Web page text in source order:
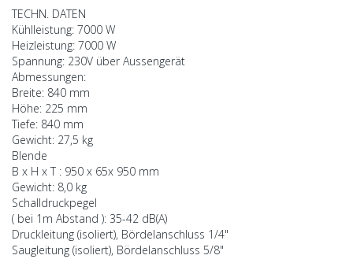
TECHN. DATEN
Kühlleistung: 7000 W
Heizleistung: 7000 W
Spannung: 230V über Aussengerät
Abmessungen:
Breite: 840 mm
Höhe: 225 mm
Tiefe: 840 mm
Gewicht: 27,5 kg
Blende
B x H x T : 950 x 65x 950 mm
Gewicht: 8,0 kg
Schalldruckpegel
( bei 1m Abstand ): 35-42 dB(A)
Druckleitung (isoliert), Bördelanschluss 1/4"
Saugleitung (isoliert), Bördelanschluss 5/8"